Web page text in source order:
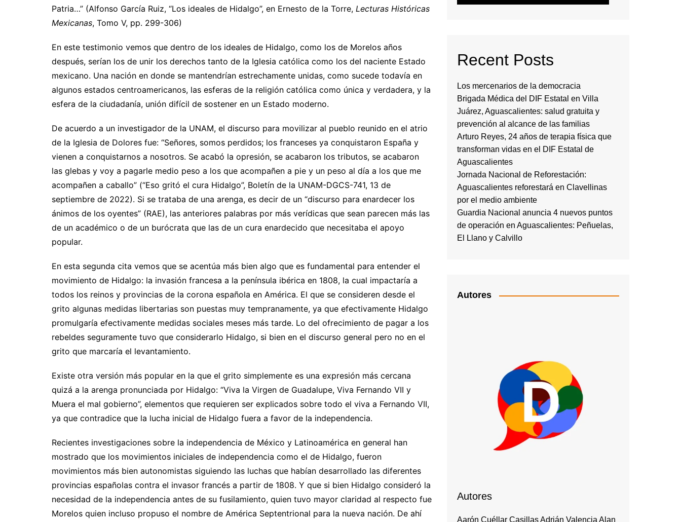
Patria…” (Alfonso García Ruiz, “Los ideales de Hidalgo”, en Ernesto de la Torre, Lecturas Históricas
Mexicanas, Tomo V, pp. 299-306)
En este testimonio vemos que dentro de los ideales de Hidalgo, como los de Morelos años
después, serían los de unir los derechos tanto de la Iglesia católica como los del naciente Estado
mexicano. Una nación en donde se mantendrían estrechamente unidas, como sucede todavía en
algunos estados centroamericanos, las esferas de la religión católica como única y verdadera, y la
esfera de la ciudadanía, unión difícil de sostener en un Estado moderno.
De acuerdo a un investigador de la UNAM, el discurso para movilizar al pueblo reunido en el atrio
de la Iglesia de Dolores fue: “Señores, somos perdidos; los franceses ya conquistaron España y
vienen a conquistarnos a nosotros. Se acabó la opresión, se acabaron los tributos, se acabaron
las glebas y voy a pagarle medio peso a los que acompañen a pie y un peso al día a los que me
acompañen a caballo” (“Eso gritó el cura Hidalgo”, Boletín de la UNAM-DGCS-741, 13 de
septiembre de 2022). Si se trataba de una arenga, es decir de un “discurso para enardecer los
ánimos de los oyentes” (RAE), las anteriores palabras por más verídicas que sean parecen más las
de un académico o de un burócrata que las de un cura enardecido que necesitaba el apoyo
popular.
En esta segunda cita vemos que se acentúa más bien algo que es fundamental para entender el
movimiento de Hidalgo: la invasión francesa a la península ibérica en 1808, la cual impactaría a
todos los reinos y provincias de la corona española en América. El que se consideren desde el
grito algunas medidas libertarias son puestas muy tempranamente, ya que efectivamente Hidalgo
promulgaría efectivamente medidas sociales meses más tarde. Lo del ofrecimiento de pagar a los
rebeldes seguramente tuvo que considerarlo Hidalgo, si bien en el discurso general pero no en el
grito que marcaría el levantamiento.
Existe otra versión más popular en la que el grito simplemente es una expresión más cercana
quizá a la arenga pronunciada por Hidalgo: “Viva la Virgen de Guadalupe, Viva Fernando VII y
Muera el mal gobierno”, elementos que requieren ser explicados sobre todo el viva a Fernando VII,
ya que contradice que la lucha inicial de Hidalgo fuera a favor de la independencia.
Recientes investigaciones sobre la independencia de México y Latinoamérica en general han
mostrado que los movimientos iniciales de independencia como el de Hidalgo, fueron
movimientos más bien autonomistas siguiendo las luchas que habían desarrollado las diferentes
provincias españolas contra el invasor francés a partir de 1808. Y que si bien Hidalgo consideró la
necesidad de la independencia antes de su fusilamiento, quien tuvo mayor claridad al respecto fue
Morelos quien incluso propuso el nombre de América Septentrional para la nueva nación. De ahí
Recent Posts
Los mercenarios de la democracia
Brigada Médica del DIF Estatal en Villa
Juárez, Aguascalientes: salud gratuita y
prevención al alcance de las familias
Arturo Reyes, 24 años de terapia física que
transforman vidas en el DIF Estatal de
Aguascalientes
Jornada Nacional de Reforestación:
Aguascalientes reforestará en Clavellinas
por el medio ambiente
Guardia Nacional anuncia 4 nuevos puntos
de operación en Aguascalientes: Peñuelas,
El Llano y Calvillo
Autores
Autores
Aarón Cuéllar Casillas Adrián Valencia Alan